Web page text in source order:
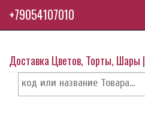
Доставка Цветов, Торты, Шары |
+79054107010